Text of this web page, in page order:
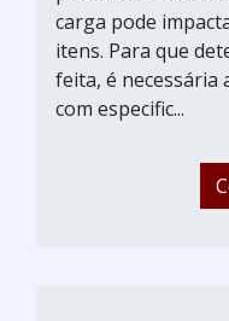
carga pode
itens. Para que
feita, é necessária
com especific...